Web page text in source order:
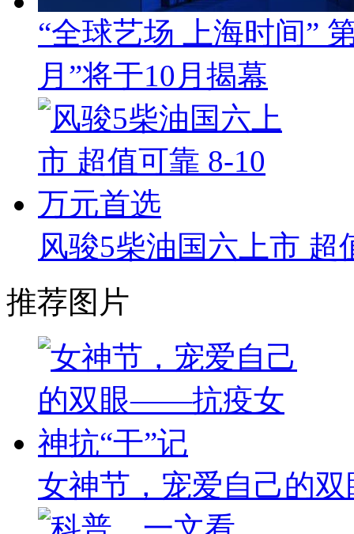
“全球艺场 上海时间”
月”将于10月揭幕
风骏5柴油国六上市 超
推荐图片
女神节，宠爱自己的